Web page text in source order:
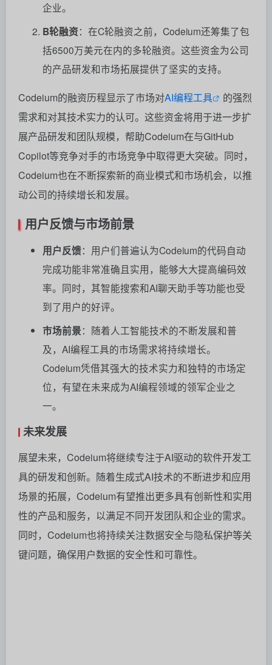
企业。
B轮融资：在C轮融资之前，Codeium还筹集了包
括6500万美元在内的多轮融资。这些资金为公司
的产品研发和市场拓展提供了坚实的支持。
Codeium的融资历程显示了市场对AI编程工具
的强烈
需求和对其技术实力的认可。这些资金将用于进一步扩
展产品研发和团队规模，帮助Codeium在与GitHub
Copilot等竞争对手的市场竞争中取得更大突破。同时，
Codeium也在不断探索新的商业模式和市场机会，以推
动公司的持续增长和发展。
用户反馈与市场前景
用户反馈：用户们普遍认为Codeium的代码自动
完成功能非常准确且实用，能够大大提高编码效
率。同时，其智能搜索和AI聊天助手等功能也受
到了用户的好评。
市场前景：随着人工智能技术的不断发展和普
及，AI编程工具的市场需求将持续增长。
Codeium凭借其强大的技术实力和独特的市场定
位，有望在未来成为AI编程领域的领军企业之
一。
未来发展
展望未来，Codeium将继续专注于AI驱动的软件开发工
具的研发和创新。随着生成式AI技术的不断进步和应用
场景的拓展，Codeium有望推出更多具有创新性和实用
性的产品和服务，以满足不同开发团队和企业的需求。
同时，Codeium也将持续关注数据安全与隐私保护等关
键问题，确保用户数据的安全性和可靠性。